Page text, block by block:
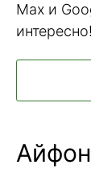
Max и
интересно!